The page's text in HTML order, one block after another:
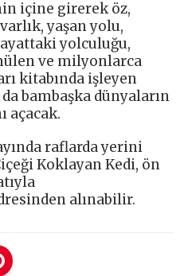
içine girerek öz,
yaşan yolu,
yolculuğu,
ve milyonlarca
kitabında işleyen
bambaşka dünyaların
açacak.
raflarda yerini
Koklayan Kedi, ön
alınabilir.